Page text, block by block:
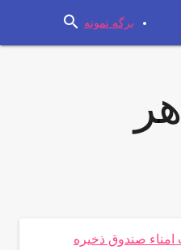
برگه نمونه search
هر